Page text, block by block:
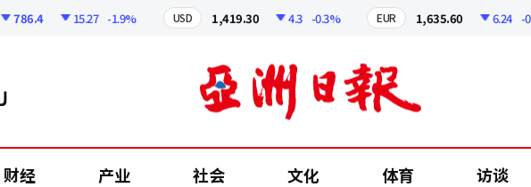
786.4 15.27 -1.9% USD 1,419.30 4.3 -0.3% EUR 1,635.60 6.24 -
财经 产业 社会 文化 体育 访谈